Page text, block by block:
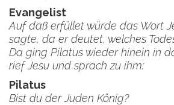
Evangelist
Auf daß erfüllet würde das Wort
sagte, da er deutet, welches
Da ging Pilatus wieder hinein in
rief Jesu und sprach zu ihm:
Pilatus
Bist du der Juden König?